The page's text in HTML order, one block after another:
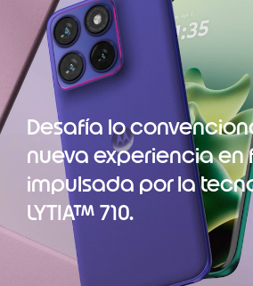
Desafía lo
nueva experiencia en
impulsada por la
LYTIA™ 710.